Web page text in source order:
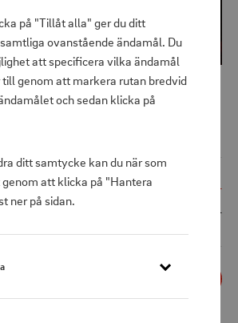
på "Tillåt alla" ger du ditt
ovanstående ändamål. Du
att specificera vilka ändamål
genom att markera rutan bredvid
och sedan klicka på
ditt samtycke kan du när som
att klicka på "Hantera
ner på sidan.
Alpenglow 250
649 kr
900 kr